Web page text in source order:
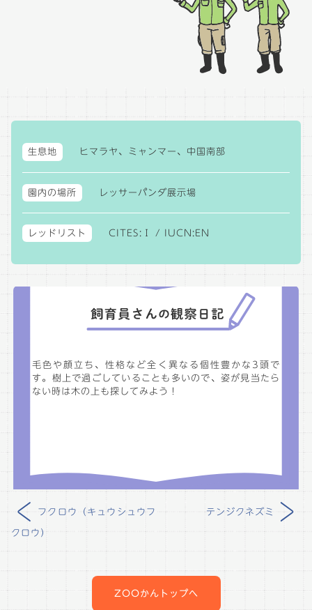
生息地 ヒマラヤ、ミャンマー、中国南部
園内の場所 レッサーパンダ展示場
レッドリスト CITES:Ⅰ / IUCN:EN
毛色や顔立ち、性格など全く異なる個性豊かな3頭で
す。樹上で過ごしていることも多いので、姿が見当たら
ない時は木の上も探してみよう！
ナ
< フクロウ（キュウシュウフ
クロウ）
テンジクネズミ >
ZOOかんトップへ